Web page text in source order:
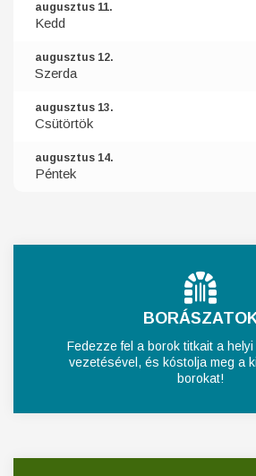
augusztus 11.
Kedd
augusztus 12.
Szerda
augusztus 13.
Csütörtök
augusztus 14.
Péntek
Fedezze fel a borok titkait a
vezetésével, és kóstolja meg a
borokat!